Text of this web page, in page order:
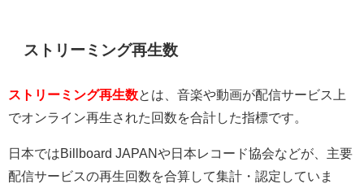
ストリーミング再生数
ストリーミング再生数とは、音楽や動画が配信サービス上
でオンライン再生された回数を合計した指標です。
日本ではBillboard JAPANや日本レコード協会などが、主要
配信サービスの再生回数を合算して集計・認定していま